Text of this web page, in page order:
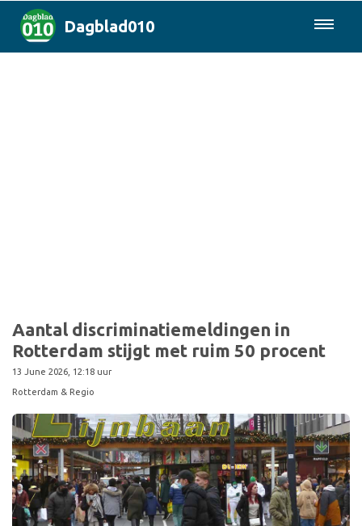
Dagblad010
Aantal discriminatiemeldingen in
Rotterdam stijgt met ruim 50 procent
13 June 2026, 12:18 uur
Rotterdam & Regio